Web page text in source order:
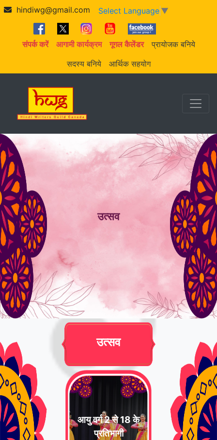
hindiwg@gmail.com Select Language ▼
संपर्क करें आगामी कार्यक्रम गूगल कैलेंडर
प्रायोजक बनिये
सदस्य बनिये
आर्थिक सहयोग
उत्सव
उत्सव
आयु वर्ग 2 से 18 के
प्रतिभागी